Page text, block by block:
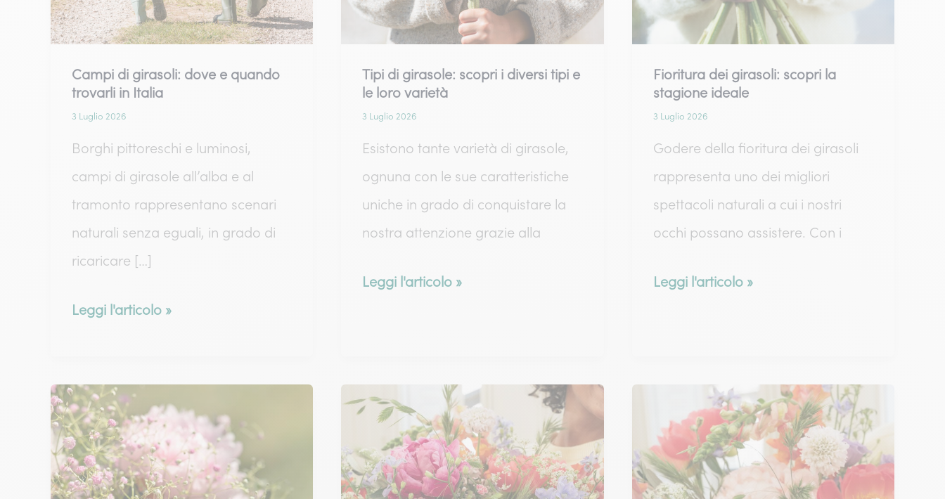
Campi di girasoli: dove e quando
trovarli in Italia
3 Luglio 2026
Borghi pittoreschi e luminosi,
campi di girasole all’alba e al
tramonto rappresentano scenari
naturali senza eguali, in grado di
ricaricare […]
Campi
dove
e
quando
trovarli
Leggi l'articolo »
Tipi di girasole: scopri i diversi tipi e
le loro varietà
3 Luglio 2026
Esistono tante varietà di girasole,
ognuna con le sue caratteristiche
uniche in grado di conquistare la
nostra attenzione grazie alla
Tipi
diversi
tipi
e
Leggi l'articolo »
Fioritura dei girasoli: scopri la
stagione ideale
3 Luglio 2026
Godere della fioritura dei girasoli
rappresenta uno dei migliori
spettacoli naturali a cui i nostri
occhi possano assistere. Con i
Fioritura
stagione
ideale
Leggi l'articolo »